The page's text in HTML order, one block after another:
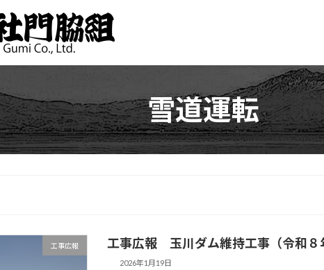
雪道運転
工事広報 工事広報 玉川ダム維持工事（令和８
2026年1月19日